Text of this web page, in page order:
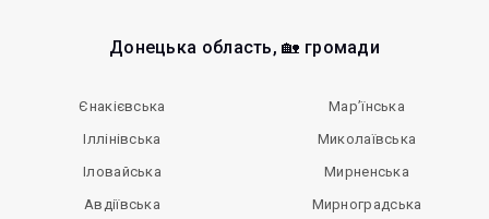
Донецька область, 🏡 громади
Єнакієвська
Іллінівська
Іловайська
Авдіївська
Мар’їнська
Миколаївська
Мирненська
Мирноградська